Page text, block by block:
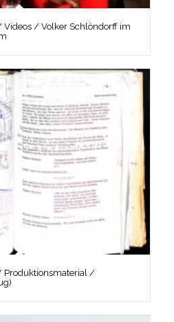
Videos / Volker Schlöndorff im
Produktionsmaterial /